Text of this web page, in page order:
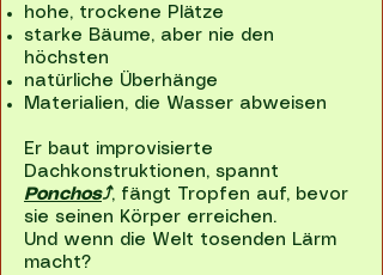
hohe, trockene Plätze
starke Bäume, aber nie den
höchsten
natürliche Überhänge
Materialien, die Wasser abweisen
Er baut improvisierte
Dachkonstruktionen, spannt
Ponchos⤴, fängt Tropfen auf, bevor
sie seinen Körper erreichen.
Und wenn die Welt tosenden Lärm
macht?